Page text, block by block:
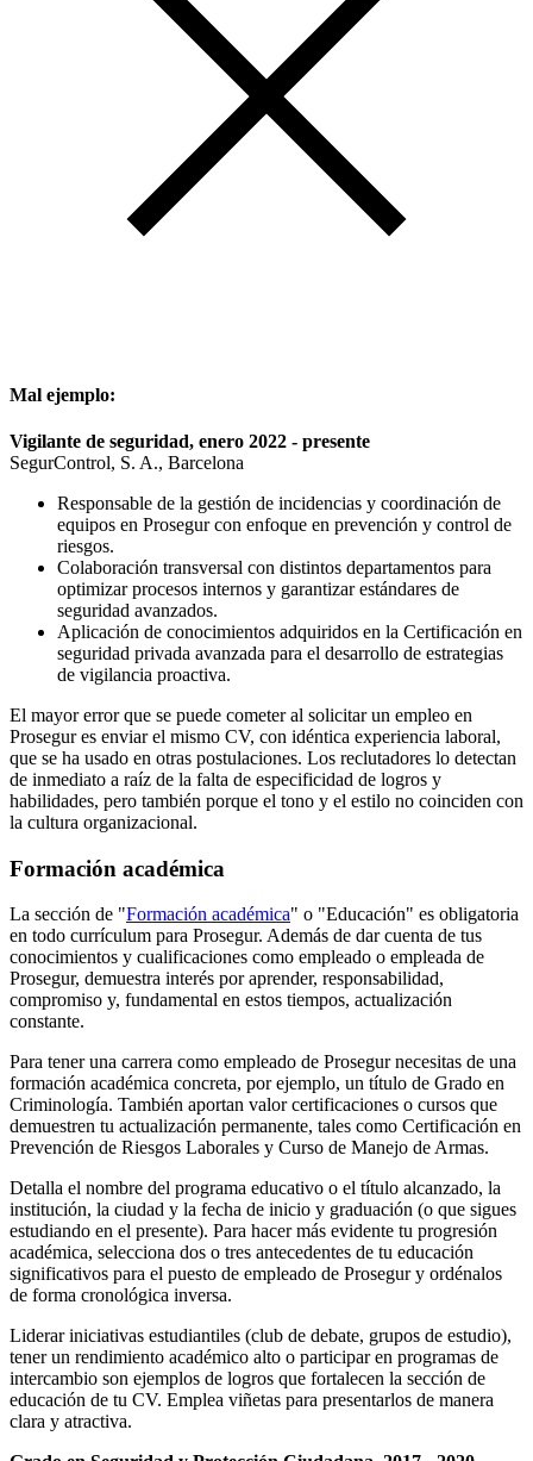
Mal ejemplo:
Vigilante de seguridad, enero 2022 - presente
SegurControl, S. A., Barcelona
Responsable de la gestión de incidencias y coordinación de
equipos en Prosegur con enfoque en prevención y control de
riesgos.
Colaboración transversal con distintos departamentos para
optimizar procesos internos y garantizar estándares de
seguridad avanzados.
Aplicación de conocimientos adquiridos en la Certificación en
seguridad privada avanzada para el desarrollo de estrategias
de vigilancia proactiva.
El mayor error que se puede cometer al solicitar un empleo en
Prosegur es enviar el mismo CV, con idéntica experiencia laboral,
que se ha usado en otras postulaciones. Los reclutadores lo detectan
de inmediato a raíz de la falta de especificidad de logros y
habilidades, pero también porque el tono y el estilo no coinciden con
la cultura organizacional.
Formación académica
La sección de "Formación académica" o "Educación" es obligatoria
en todo currículum para Prosegur. Además de dar cuenta de tus
conocimientos y cualificaciones como empleado o empleada de
Prosegur, demuestra interés por aprender, responsabilidad,
compromiso y, fundamental en estos tiempos, actualización
constante.
Para tener una carrera como empleado de Prosegur necesitas de una
formación académica concreta, por ejemplo, un título de Grado en
Criminología. También aportan valor certificaciones o cursos que
demuestren tu actualización permanente, tales como Certificación en
Prevención de Riesgos Laborales y Curso de Manejo de Armas.
Detalla el nombre del programa educativo o el título alcanzado, la
institución, la ciudad y la fecha de inicio y graduación (o que sigues
estudiando en el presente). Para hacer más evidente tu progresión
académica, selecciona dos o tres antecedentes de tu educación
significativos para el puesto de empleado de Prosegur y ordénalos
de forma cronológica inversa.
Liderar iniciativas estudiantiles (club de debate, grupos de estudio),
tener un rendimiento académico alto o participar en programas de
intercambio son ejemplos de logros que fortalecen la sección de
educación de tu CV. Emplea viñetas para presentarlos de manera
clara y atractiva.